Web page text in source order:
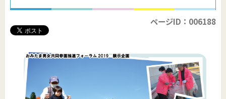
ページID：006188